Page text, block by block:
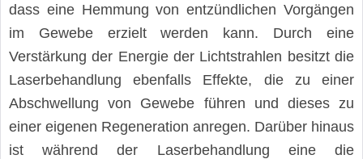
dass eine Hemmung von entzündlichen Vorgängen
im Gewebe erzielt werden kann. Durch eine
Verstärkung der Energie der Lichtstrahlen besitzt die
Laserbehandlung ebenfalls Effekte, die zu einer
Abschwellung von Gewebe führen und dieses zu
einer eigenen Regeneration anregen. Darüber hinaus
ist während der Laserbehandlung eine die